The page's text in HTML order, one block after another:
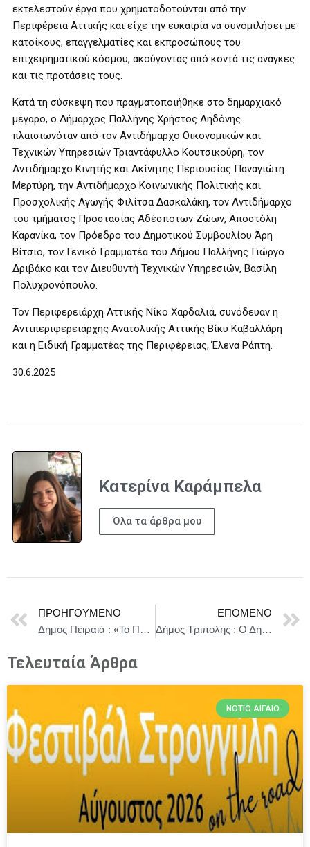
εκτελεστούν έργα που χρηματοδοτούνται από την
Περιφέρεια Αττικής και είχε την ευκαιρία να συνομιλήσει με
κατοίκους, επαγγελματίες και εκπροσώπους του
επιχειρηματικού κόσμου, ακούγοντας από κοντά τις ανάγκες
και τις προτάσεις τους.
Κατά τη σύσκεψη που πραγματοποιήθηκε στο δημαρχιακό
μέγαρο, ο Δήμαρχος Παλλήνης Χρήστος Αηδόνης
πλαισιωνόταν από τον Αντιδήμαρχο Οικονομικών και
Τεχνικών Υπηρεσιών Τριαντάφυλλο Κουτσικούρη, τον
Αντιδήμαρχο Κινητής και Ακίνητης Περιουσίας Παναγιώτη
Μερτύρη, την Αντιδήμαρχο Κοινωνικής Πολιτικής και
Προσχολικής Αγωγής Φιλίτσα Δασκαλάκη, τον Αντιδήμαρχο
του τμήματος Προστασίας Αδέσποτων Ζώων, Αποστόλη
Καρανίκα, τον Πρόεδρο του Δημοτικού Συμβουλίου Άρη
Βίτσιο, τον Γενικό Γραμματέα του Δήμου Παλλήνης Γιώργο
Δριβάκο και τον Διευθυντή Τεχνικών Υπηρεσιών, Βασίλη
Πολυχρονόπουλο.
Τον Περιφερειάρχη Αττικής Νίκο Χαρδαλιά, συνόδευαν η
Αντιπεριφερειάρχης Ανατολικής Αττικής Βίκυ Καβαλλάρη
και η Ειδική Γραμματέας της Περιφέρειας, Έλενα Ράπτη.
30.6.2025
Κατερίνα Καράμπελα
Όλα τα άρθρα μου
ΠΡΟΗΓΟΎΜΕΝΟ
Δήμος Πειραιά : «Το Προσφυγικό στην Ευρώπη: Πολιτικές, Σύνορα και Δικαιώματα»
ΕΠΌΜΕΝΟ
Δήμος Τρίπολης : Ο Δήμος στηρίζει κάθε προσπάθεια που φέρνει κοντά την έρευνα με τις πραγματικές ανάγκες των τοπικών κοινωνιών
Τελευταία Άρθρα
ΝΌΤΙΟ ΑΙΓΑΊΟ